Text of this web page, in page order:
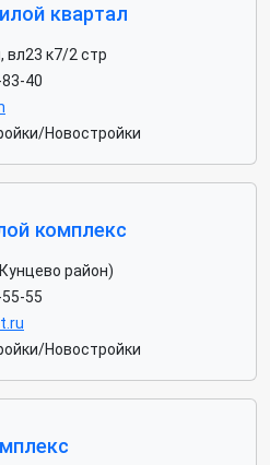
квартал
вл23 к7/2 стр
40
Новостройки
комплекс
район)
55
Новостройки